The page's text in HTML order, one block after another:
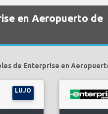
en Aeropuerto de
de Enterprise en
LUJO